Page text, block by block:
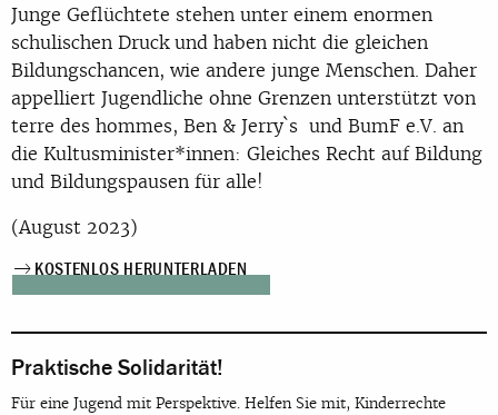
Junge Geflüchtete stehen unter einem enormen
schulischen Druck und haben nicht die gleichen
Bildungschancen, wie andere junge Menschen. Daher
appelliert Jugendliche ohne Grenzen unterstützt von
terre des hommes, Ben & Jerry`s und BumF e.V. an
die Kultusminister*innen: Gleiches Recht auf Bildung
und Bildungspausen für alle!
(August 2023)
KOSTENLOS HERUNTERLADEN
Praktische Solidarität!
Für eine Jugend mit Perspektive. Helfen Sie mit, Kinderrechte